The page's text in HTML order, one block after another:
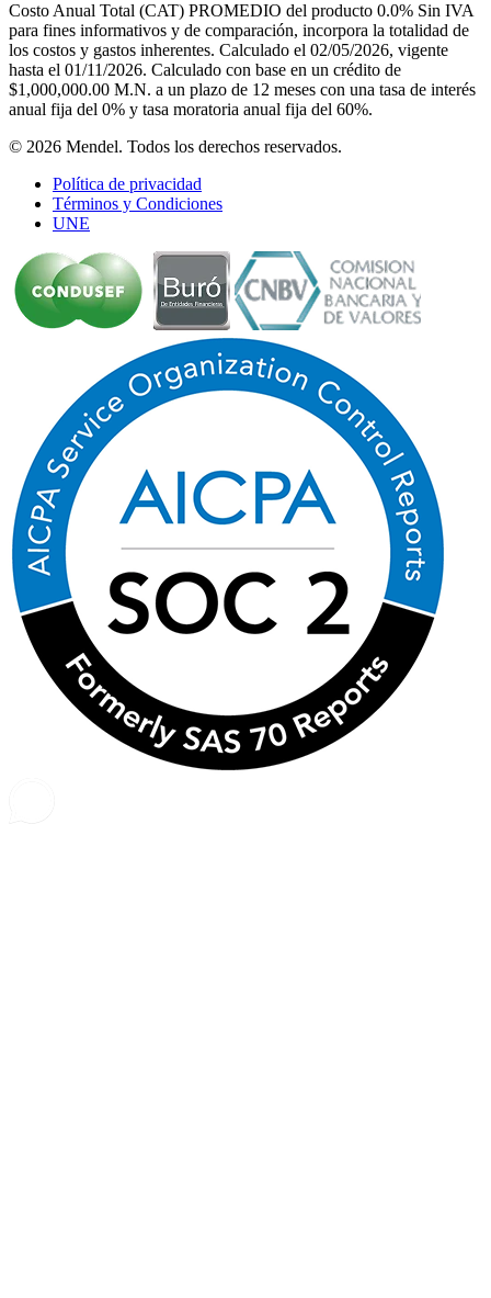
Costo Anual Total (CAT) PROMEDIO del producto 0.0% Sin IVA
para fines informativos y de comparación, incorpora la totalidad de
los costos y gastos inherentes. Calculado el 02/05/2026, vigente
hasta el 01/11/2026. Calculado con base en un crédito de
$1,000,000.00 M.N. a un plazo de 12 meses con una tasa de interés
anual fija del 0% y tasa moratoria anual fija del 60%.
© 2026 Mendel. Todos los derechos reservados.
Política de privacidad
Términos y Condiciones
UNE